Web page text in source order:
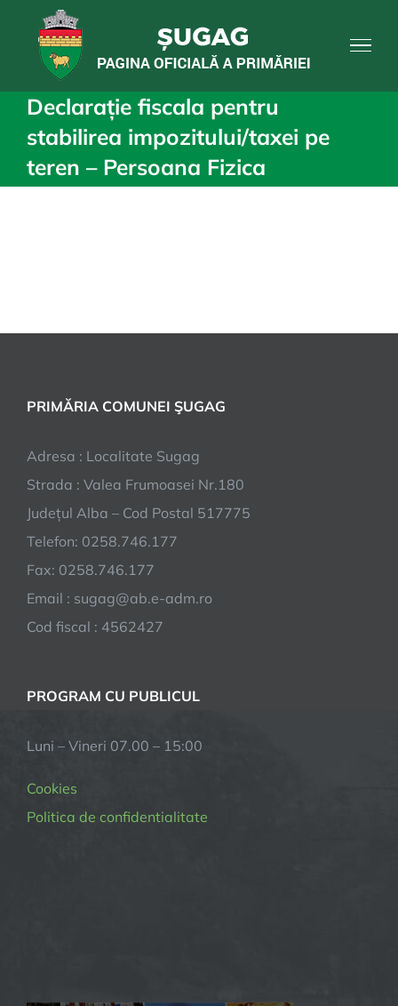
content
Declarație fiscala pentru
stabilirea impozitului/taxei pe
teren – Persoana Fizica
PRIMĂRIA COMUNEI ŞUGAG
Adresa : Localitate Sugag
Strada : Valea Frumoasei Nr.180
Județul Alba – Cod Postal 517775
Telefon: 0258.746.177
Fax: 0258.746.177
Email : sugag@ab.e-adm.ro
Cod fiscal : 4562427
PROGRAM CU PUBLICUL
Luni – Vineri 07.00 – 15:00
Cookies
Politica de confidentialitate